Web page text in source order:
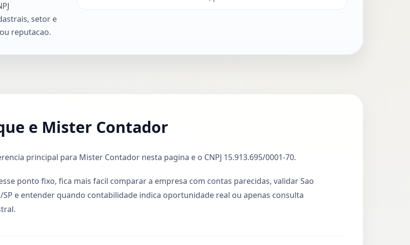
setor e
reputacao.
e Mister Contador
principal para Mister Contador nesta pagina e o CNPJ 15.913.695/0001-70.
ponto fixo, fica mais facil comparar a empresa com contas parecidas, validar Sao
SP e entender quando contabilidade indica oportunidade real ou apenas consulta